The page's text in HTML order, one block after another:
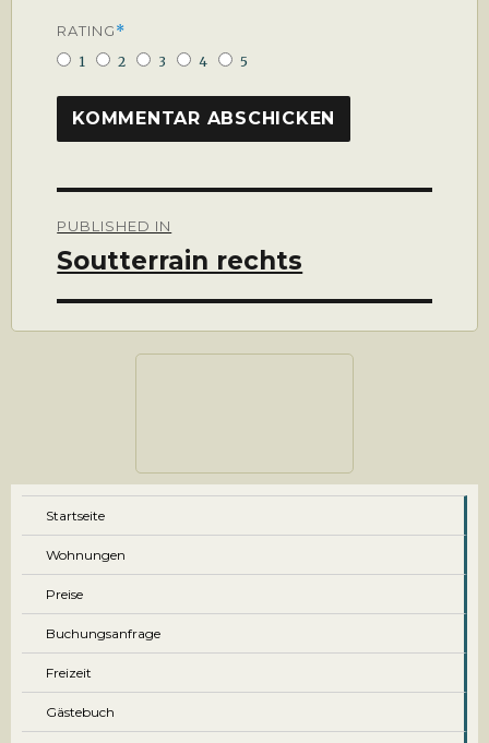
RATING*
1 2 3 4 5
PUBLISHED IN
Soutterrain rechts
Startseite
Wohnungen
Preise
Buchungsanfrage
Freizeit
Gästebuch